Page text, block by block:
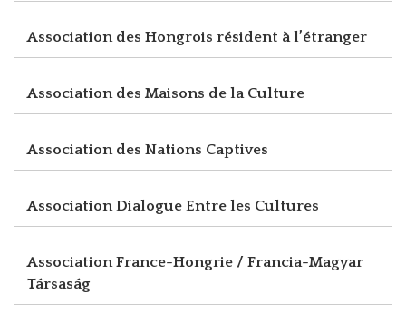
Association des Hongrois résident à l’étranger
Association des Maisons de la Culture
Association des Nations Captives
Association Dialogue Entre les Cultures
Association France-Hongrie / Francia-Magyar
Társaság